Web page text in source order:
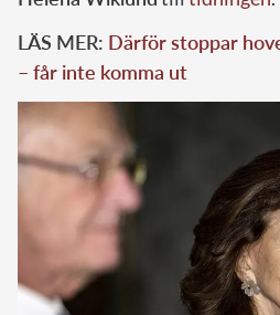
LÄS MER: Därför stoppar
– får inte komma ut